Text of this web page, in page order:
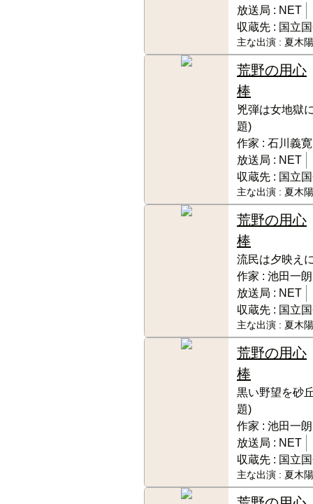
放送局 : NET
収蔵先 : 国立
主な出演 : 夏木
荒野の用心
棒
兇弾は女地獄
題)
作家 : 石川義寛
放送局 : NET
収蔵先 : 国立
主な出演 : 夏木
荒野の用心
棒
流民は夕映え
作家 : 池田一朗
放送局 : NET
収蔵先 : 国立
主な出演 : 夏木
荒野の用心
棒
黒い野望を砂
題)
作家 : 池田一朗
放送局 : NET
収蔵先 : 国立
主な出演 : 夏木